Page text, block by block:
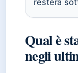
resterà
Qual è
negli